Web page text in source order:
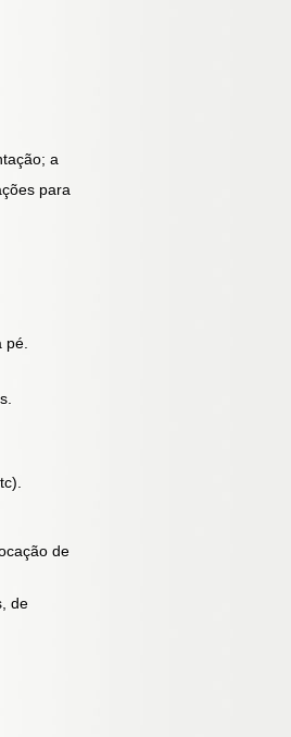
a
para
pé.
de
de